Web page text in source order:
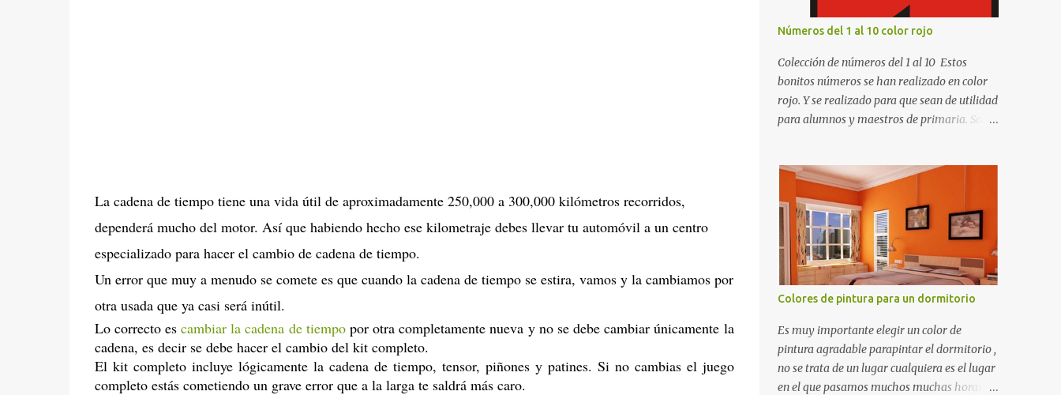
La cadena de tiempo tiene una vida útil de aproximadamente 250,000 a 300,000 kilómetros recorridos,
dependerá mucho del motor. Así que habiendo hecho ese kilometraje debes llevar tu automóvil a un centro
especializado para hacer el cambio de cadena de tiempo.
Un error que muy a menudo se comete es que cuando la cadena de tiempo se estira, vamos y la cambiamos por
otra usada que ya casi será inútil.
Lo correcto es cambiar la cadena de tiempopor otra completamente nueva y no se debe cambiar únicamente la
cadena, es decir se debe hacer el cambio del kit completo.
El kit completo incluye lógicamente la cadena de tiempo, tensor, piñones y patines. Si no cambias el juego
completo estás cometiendo un grave error que a la larga te saldrá más caro.
Números del 1 al 10 color rojo
Colección de números del 1 al 10 Estos
bonitos números se han realizado en color
rojo. Y se realizado para que sean de utilidad
para alumnos y maestros de primaria. Son
de recortar y se pueden utilizar en variedad
de cosas como ser recortes para tareas
escolares, para hacer juegos infantiles
matemáticos, para decorar los cumpleaños
de los niños, entre otras cosas.
Colores de pintura para un dormitorio
Es muy importante elegir un color de
pintura agradable parapintar el dormitorio ,
no se trata de un lugar cualquiera es el lugar
en el que pasamos muchos muchas horas y